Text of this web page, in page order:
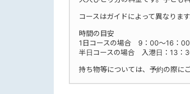
コースはガイドによって異なります
時間の目安
1日コースの場合 9：00～16：00
半日コースの場合 入港日：13
持ち物等については、予約の際に